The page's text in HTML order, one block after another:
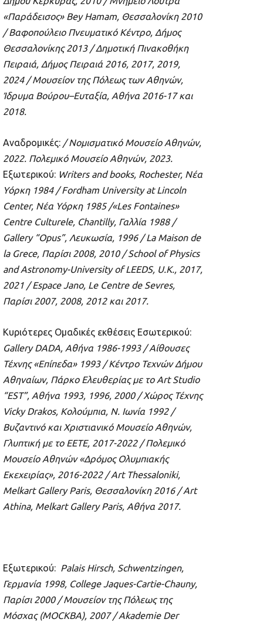
«Παράδεισος» Bey Hamam, Θεσσαλονίκη2010
/Βαφοπούλειο Πνευματικό Κέντρο, Δήμος
Θεσσαλονίκης2013 /Δημοτική Πινακοθήκη
Πειραιά, Δήμος Πειραιά 2016, 2017, 2019,
2024 /Μουσείον της Πόλεως των Αθηνών,
Ίδρυμα Βούρου–Ευταξία, Αθήνα 2016-17και
2018.
Αναδρομικές: / Νομισματικό Μουσείο Αθηνών,
2022. Πολεμικό Μουσείο Αθηνών, 2023.
Εξωτερικού: Writers and books, Rochester, Νέα
Υόρκη1984 / Fordham University at Lincoln
Center, Νέα Υόρκη1985 /«Les Fontaines»
Centre Culturele, Chantilly, Γαλλία 1988 /
Gallery “Opus”, Λευκωσία, 1996 / La Maison de
la Grece, Παρίσι2008, 2010 / School of Physics
and Astronomy-University of LEEDS, U.K., 2017,
2021 / Espace Jano, Le Centre de Sevres,
Παρίσι2007, 2008, 2012 και2017.
Κυριότερες Ομαδικές εκθέσεις Εσωτερικού:
Gallery DADA, Αθήνα 1986-1993 /Αίθουσες
Τέχνης«Επίπεδα» 1993 /Κέντρο Τεχνών Δήμου
Αθηναίων, Πάρκο Ελευθερίας με τοArt Studio
“EST”, Αθήνα 1993, 1996, 2000 /Χώρος Τέχνης
Vicky Drakos, Κολούμπια, Ν. Ιωνία 1992 /
Βυζαντινό και Χριστιανικό Μουσείο Αθηνών,
Γλυπτική με το ΕΕΤΕ, 2017-2022 /Πολεμικό
Μουσείο Αθηνών«Δρόμος Ολυμπιακής
Εκεχειρίας», 2016-2022 / Art Thessaloniki,
Melkart Gallery Paris, Θεσσαλονίκη2016 / Art
Athina, Melkart Gallery Paris, Αθήνα 2017.
Εξωτερικού: Palais Hirsch, Schwentzingen,
Γερμανία 1998, College Jaques-Cartie-Chauny,
Παρίσι2000 /Μουσείον της Πόλεως της
Μόσχας(MOCKBA), 2007 / Akademie Der